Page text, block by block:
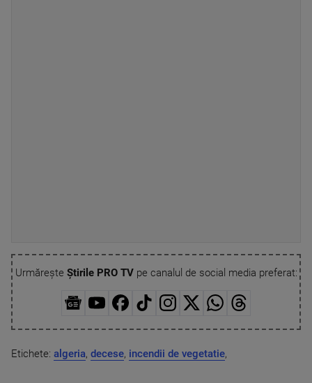
Urmărește Știrile PRO TVpe canalul de social media preferat:
Etichete: algeria, decese, incendii de vegetatie,